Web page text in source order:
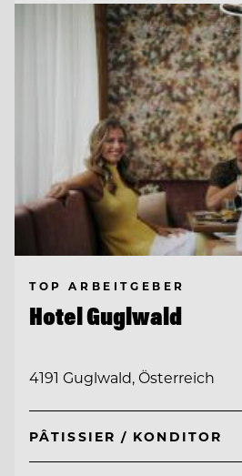
TOP ARBEITGEBER
Hotel Guglwald
4191 Guglwald, Österreich
PÂTISSIER / KONDITOR